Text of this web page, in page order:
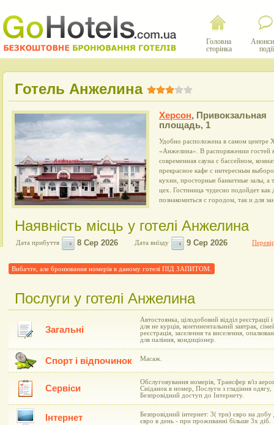
Головна
сторінка
події
Готель Анжелина
Херсон, Привокзальная
площадь, 1
Удобно расположена в самом центре
«Анжелина». В распоряжении гостей
современная сауна с бассейном,
прекрасное кафе с интересным
кухни, просторные банкетные залы, а
цех. Гостиница чудесно подойдет
познакомиться с городом, так и для
Наявність місць у готелі Анжелина
Дата прибуття Дата виїзду
Вибачте, але бронювання номерів в даному готелі ПІД ЗАПИТОМ.
Послуги у готелі Анжелина
Загальні
Автостоянка, цілодобовий відділ
для не курців, континентальний завтрак,
реєстрація, заселення та виселення,
для паління, кондиціонер.
Спорт і відпочинок Масаж.
Сервіси
Обслуговування номерів, Трансфер в/із
Сніданок в номер, Послуги з гладіння
Безпровідний доступ до Інтернету.
Інтернет
Безпровідний інтернет: 3( три) євро на
євро в день - при проживанні більше 3х діб.